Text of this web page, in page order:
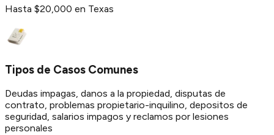
Hasta $20,000 en Texas
Tipos de Casos Comunes
Deudas impagas, danos a la propiedad, disputas de
contrato, problemas propietario-inquilino, depositos de
seguridad, salarios impagos y reclamos por lesiones
personales